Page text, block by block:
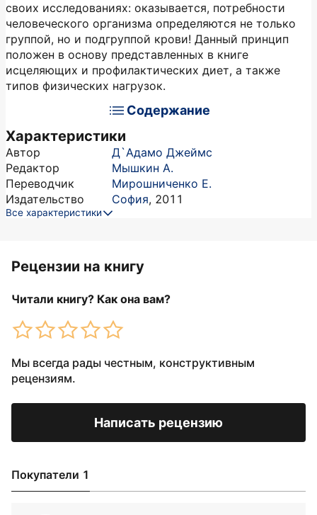
своих исследованиях: оказывается, потребности
человеческого организма определяются не только
группой, но и подгруппой крови! Данный принцип
положен в основу представленных в книге
исцеляющих и профилактических диет, а также
типов физических нагрузок.
Содержание
Характеристики
Автор
Д`Адамо Джеймс
Редактор
Мышкин А.
Переводчик
Мирошниченко Е.
Издательство
София, 2011
Все характеристики
Рецензии на книгу
Читали книгу? Как она вам?
Мы всегда рады честным, конструктивным
рецензиям.
Написать рецензию
Покупатели 1